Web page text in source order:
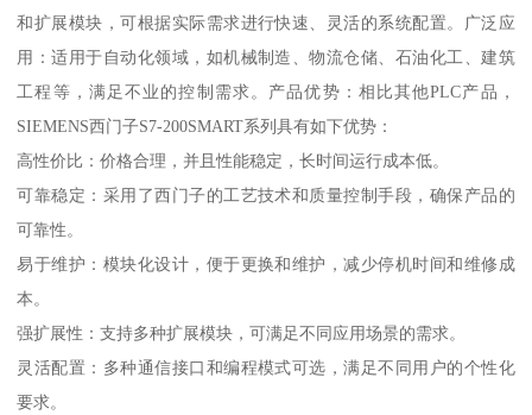
和扩展模块，可根据实际需求进行快速、灵活的系统配置。广泛应
用：适用于自动化领域，如机械制造、物流仓储、石油化工、建筑
工程等，满足不业的控制需求。产品优势：相比其他PLC产品，
SIEMENS西门子S7-200SMART系列具有如下优势：
高性价比：价格合理，并且性能稳定，长时间运行成本低。
可靠稳定：采用了西门子的工艺技术和质量控制手段，确保产品的
可靠性。
易于维护：模块化设计，便于更换和维护，减少停机时间和维修成
本。
强扩展性：支持多种扩展模块，可满足不同应用场景的需求。
灵活配置：多种通信接口和编程模式可选，满足不同用户的个性化
要求。